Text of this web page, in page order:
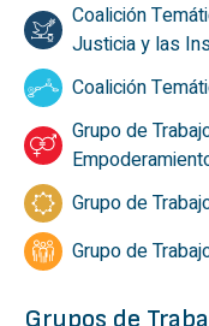
Coalición
Justicia y las
Coalición
Grupo de
Grupo de
Grupo de